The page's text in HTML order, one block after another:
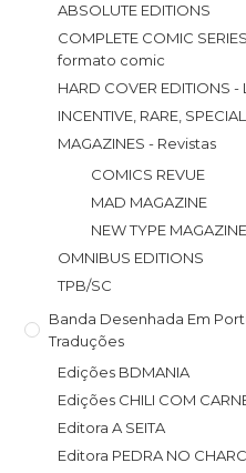
ABSOLUTE EDITIONS
COMPLETE COMIC
formato comic
HARD COVER EDITIONS
INCENTIVE, RARE,
MAGAZINES - Revistas
COMICS REVUE
MAD MAGAZINE
NEW TYPE MAGAZINE
OMNIBUS EDITIONS
TPB/SC
Banda Desenhada Em
Traduções
Edições BDMANIA
Edições CHILI COM
Editora A SEITA
Editora PEDRA NO